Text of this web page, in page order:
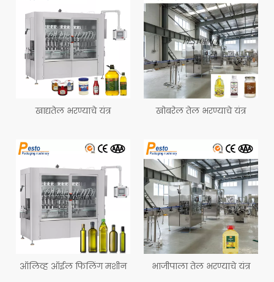
खाद्यतेल भरण्याचे यंत्र खोबरेल तेल भरण्याचे यंत्र
ऑलिव्ह ऑईल फिलिंग मशीन भाजीपाला तेल भरण्याचे यंत्र